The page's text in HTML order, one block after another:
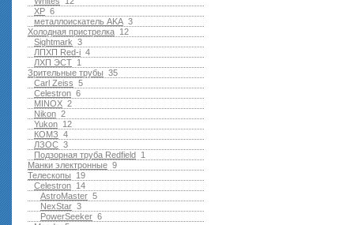
6
XP
3
металлоискатель AKA
12
Холодная пристрелка
3
Sightmark
4
ЛПХП Red-i
1
ЛХП ЭСТ
35
Зрительные трубы
5
Carl Zeiss
6
Celestron
2
MINOX
2
Nikon
12
Yukon
4
КОМЗ
3
ЛЗОС
1
Подзорная труба Redfield
9
Манки электронные
19
Телескопы
14
Celestron
5
AstroMaster
3
NexStar
6
PowerSeeker